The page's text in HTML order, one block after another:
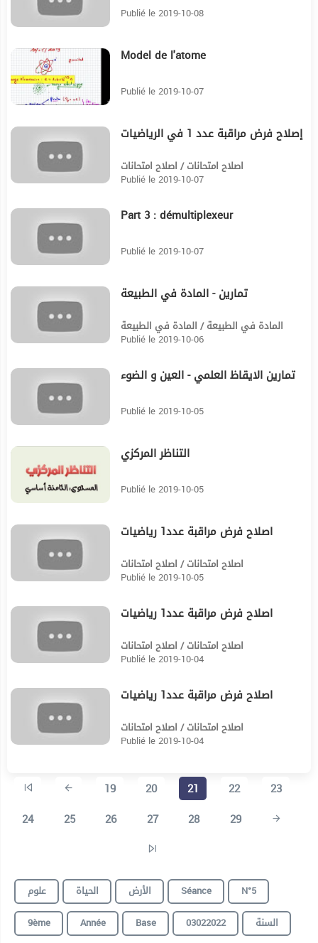
Publié le 2019-10-08
Model de l'atome
Publié le 2019-10-07
إصلاح فرض مراقبة عدد 1 في الرياضيات
اصلاح امتحانات / اصلاح امتحانات
Publié le 2019-10-07
Part 3 : démultiplexeur
Publié le 2019-10-07
تمارين - المادة في الطبيعة
المادة في الطبيعة / المادة في الطبيعة
Publié le 2019-10-06
تمارين الايقاظ العلمي - العين و الضوء
Publié le 2019-10-05
التناظر المركزي
Publié le 2019-10-05
اصلاح فرض مراقبة عدد1 رياضيات
اصلاح امتحانات / اصلاح امتحانات
Publié le 2019-10-05
اصلاح فرض مراقبة عدد1 رياضيات
اصلاح امتحانات / اصلاح امتحانات
Publié le 2019-10-04
اصلاح فرض مراقبة عدد1 رياضيات
اصلاح امتحانات / اصلاح امتحانات
Publié le 2019-10-04
19 20 21 22
23
24
25 26 27 28 29
علوم الحياة الأرض Séance
N°5
9ème
Année Base 03022022 السنة